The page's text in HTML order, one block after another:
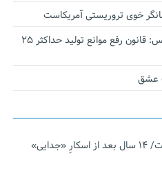
خوی تروریستی آمریکاست
سخنگوی کمیسیون اقتصادی مجلس: قانون رفع موانع تولید حداکثر ۲۵
عشق
نجات‌دهنده‌ همچنان در آیینه است/ ۱۴ سال بعد از اسکارِ «جدایی»